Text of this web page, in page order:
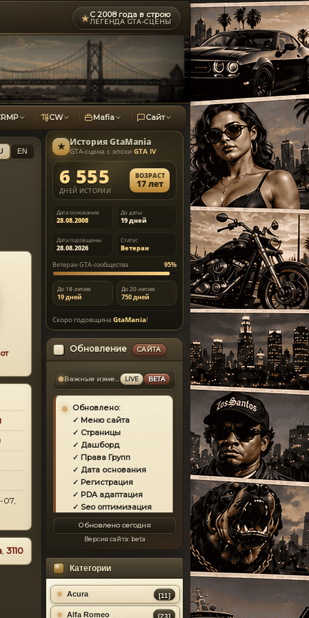
★С 2008 года в строю
ЛЕГЕНДА GTA-СЦЕНЫ
CW Mafia Сайт
EN
07,
, 3110
★ ИсторияGtaMania
GTA-сцена с эпохи GTA IV
6 555
ДНЕЙ ИСТОРИИ
ВОЗРАСТ
17 лет
Дата основания
28.08.2008
До даты
19 дней
Дата годовщины
28.08.2026
Статус
Ветеран
Ветеран GTA-сообщества
95%
До 18-летия:
19 дней
До 20-летия:
750 дней
Скоро годовщинаGtaMania!
Обновление САЙТА
Важные изменения LIVE BETA
Обновлено:
✓ Меню сайта
✓ Страницы
✓ Дашборд
✓ Права Групп
✓ Дата основания
✓ Регистрация
✓ PDA адаптация
✓ Seo оптимизация
✓ Загрузка страниц
✓ Моды
✓ Главная
✓ Репутация
✓ Золотой коммент
✓ Футер
✓ Форум
Обновлено сегодня
Версия сайта: beta
Категории
Acura [11]
Alfa Romeo [23]